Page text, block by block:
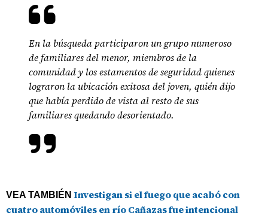
En la búsqueda participaron un grupo numeroso
de familiares del menor, miembros de la
comunidad y los estamentos de seguridad quienes
lograron la ubicación exitosa del joven, quién dijo
que había perdido de vista al resto de sus
familiares quedando desorientado.
VEA TAMBIÉN Investigan si el fuego que acabó con
cuatro automóviles en río Cañazas fue intencional